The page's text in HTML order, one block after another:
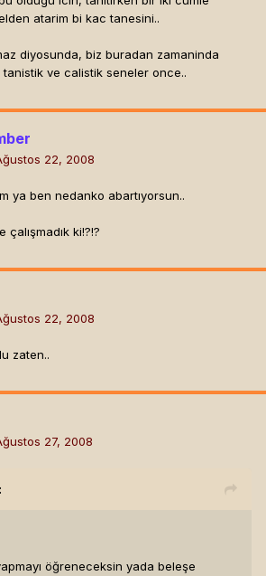
atarim bi kac tanesini..
diyosunda, biz buradan zamaninda
ve calistik seneler once..
22, 2008
ya ben nedanko abartıyorsun..
ki!?!?
22, 2008
zaten..
27, 2008
öğreneceksin yada beleşe